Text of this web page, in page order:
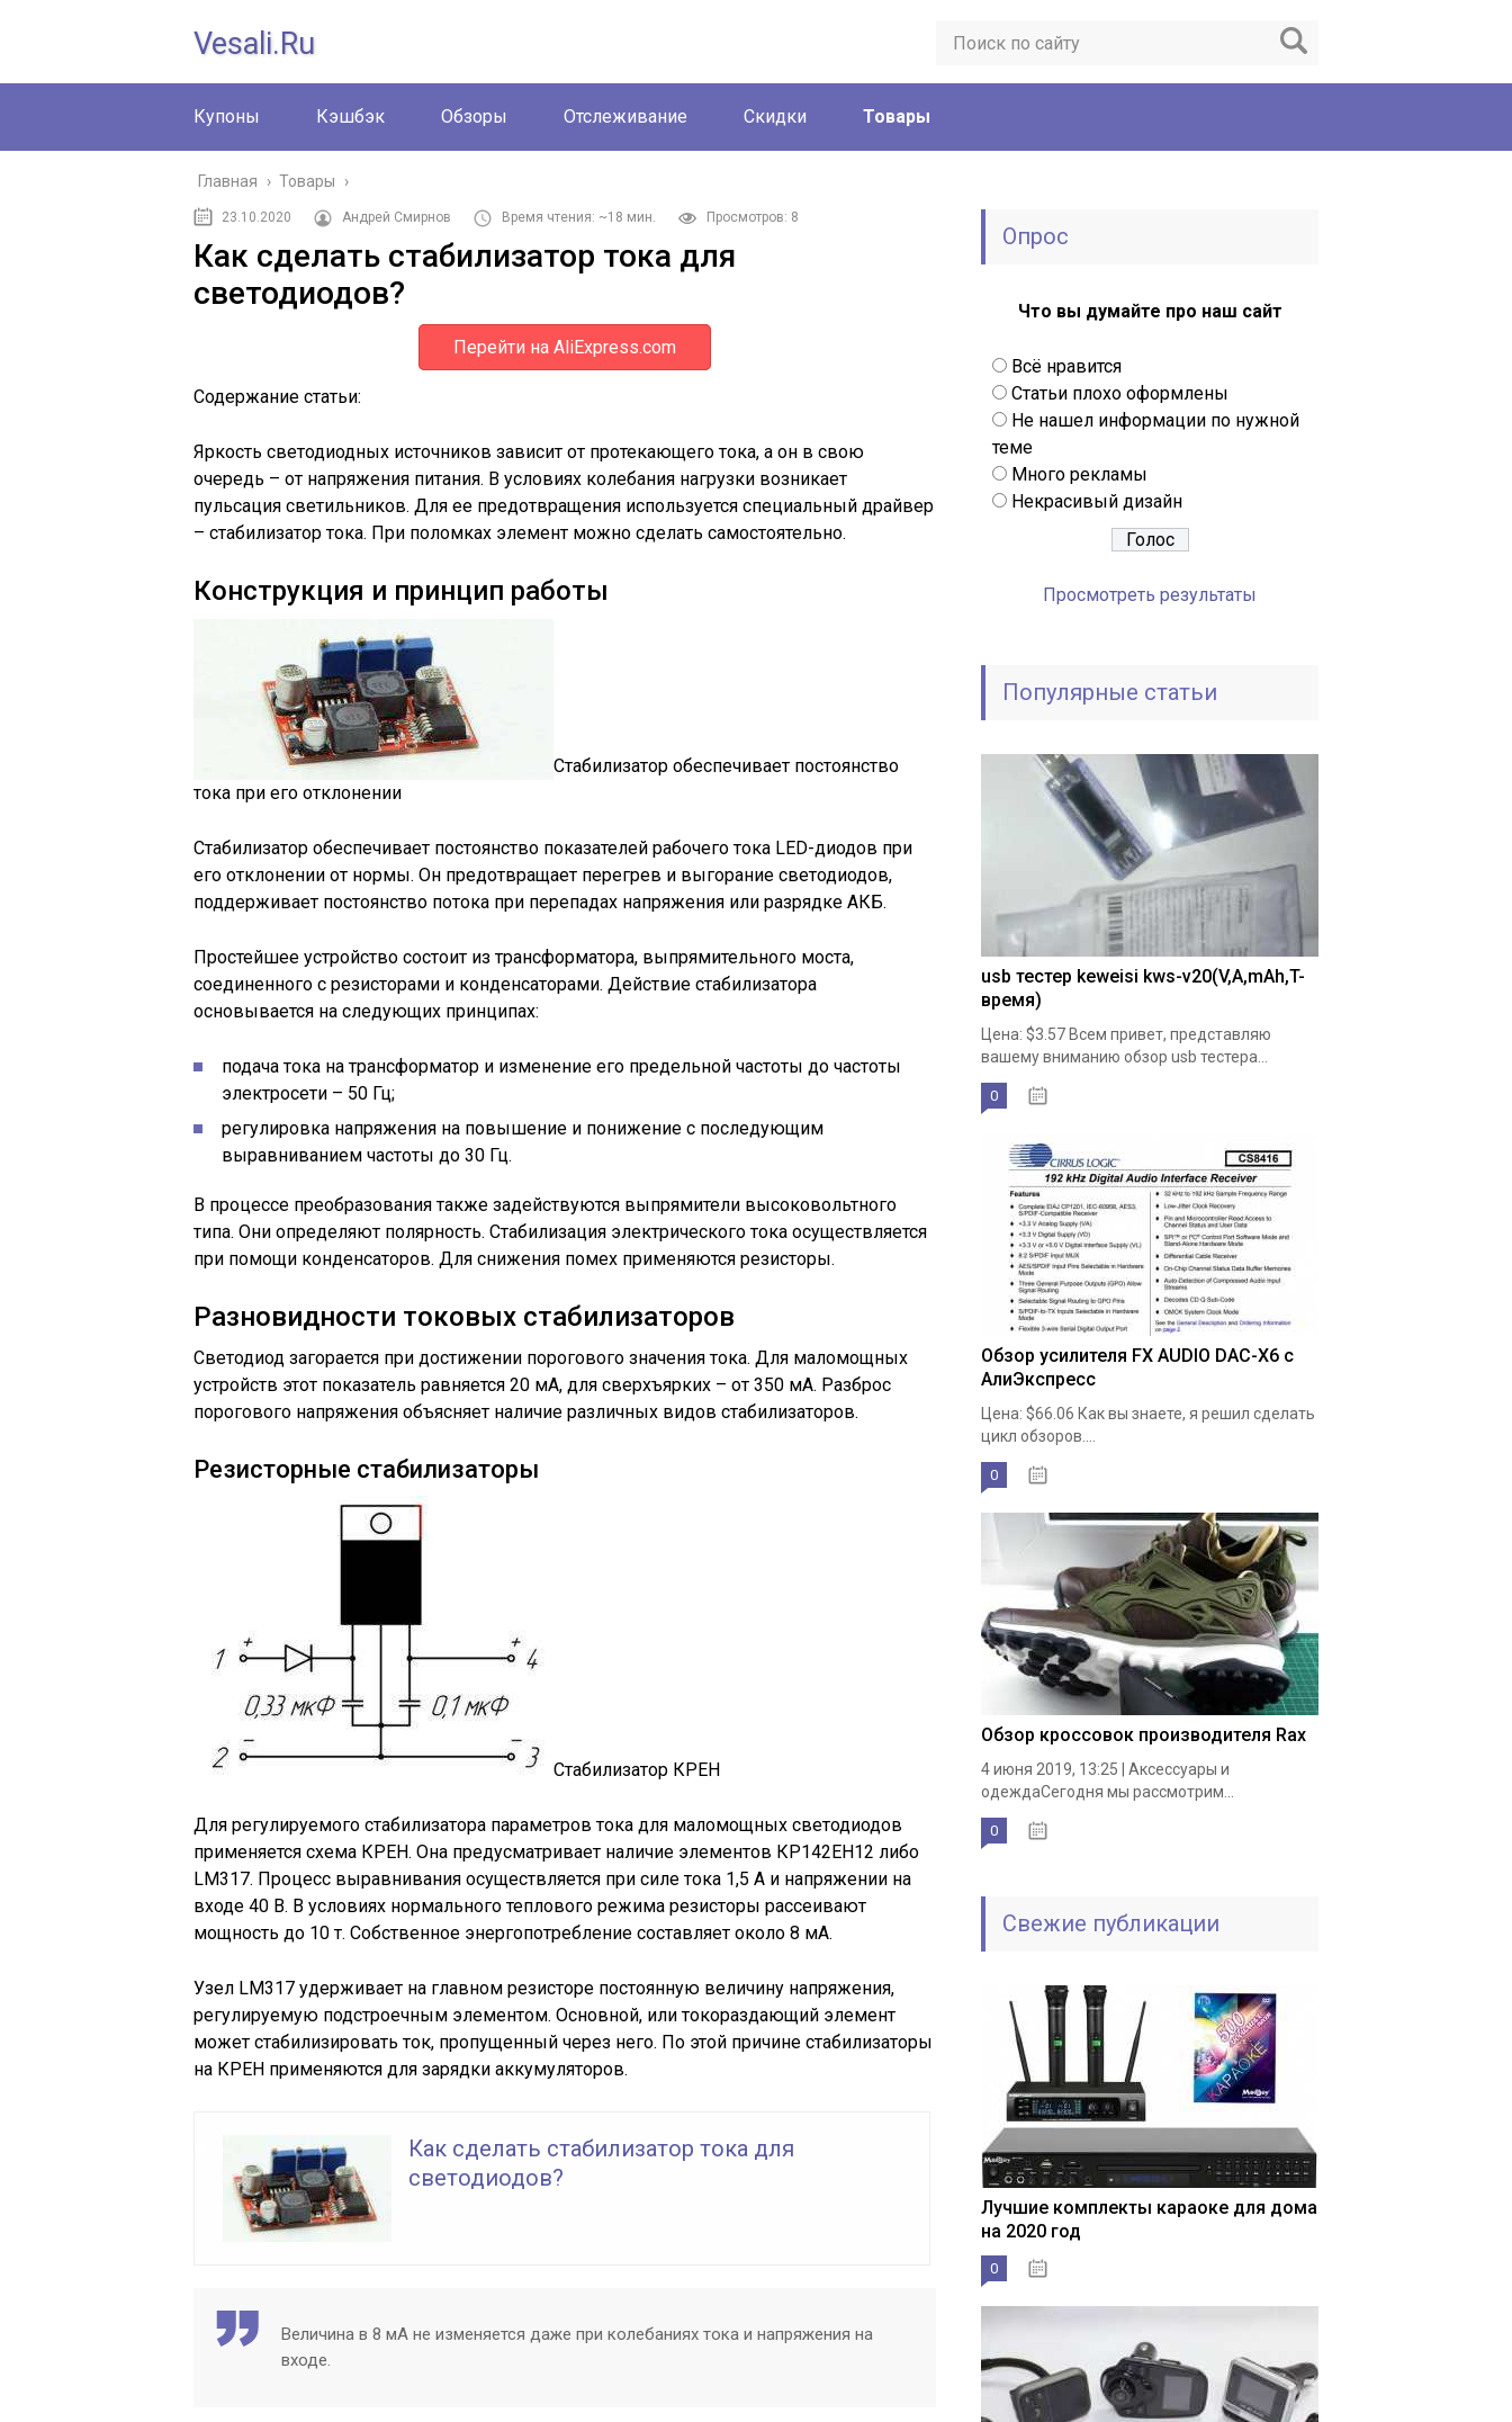
Vesali.ru
Купоны Кэшбэк Обзоры Отслеживание Скидки Товары
Главная › Товары ›
23.10.2020 Андрей Смирнов Время чтения: ~18 мин. Просмотров: 8
Как сделать стабилизатор тока для
светодиодов?
Перейти на AliExpress.com
Содержание статьи:
Яркость светодиодных источников зависит от протекающего тока, а он в свою
очередь – от напряжения питания. В условиях колебания нагрузки возникает
пульсация светильников. Для ее предотвращения используется специальный драйвер
– стабилизатор тока. При поломках элемент можно сделать самостоятельно.
Конструкция и принцип работы
Стабилизатор обеспечивает постоянство
тока при его отклонении
Стабилизатор обеспечивает постоянство показателей рабочего тока LED-диодов при
его отклонении от нормы. Он предотвращает перегрев и выгорание светодиодов,
поддерживает постоянство потока при перепадах напряжения или разрядке АКБ.
Простейшее устройство состоит из трансформатора, выпрямительного моста,
соединенного с резисторами и конденсаторами. Действие стабилизатора
основывается на следующих принципах:
подача тока на трансформатор и изменение его предельной частоты до частоты
электросети – 50 Гц;
регулировка напряжения на повышение и понижение с последующим
выравниванием частоты до 30 Гц.
В процессе преобразования также задействуются выпрямители высоковольтного
типа. Они определяют полярность. Стабилизация электрического тока осуществляется
при помощи конденсаторов. Для снижения помех применяются резисторы.
Разновидности токовых стабилизаторов
Светодиод загорается при достижении порогового значения тока. Для маломощных
устройств этот показатель равняется 20 мА, для сверхъярких – от 350 мА. Разброс
порогового напряжения объясняет наличие различных видов стабилизаторов.
Резисторные стабилизаторы
Стабилизатор КРЕН
Для регулируемого стабилизатора параметров тока для маломощных светодиодов
применяется схема КРЕН. Она предусматривает наличие элементов КР142ЕН12 либо
LM317. Процесс выравнивания осуществляется при силе тока 1,5 А и напряжении на
входе 40 В. В условиях нормального теплового режима резисторы рассеивают
мощность до 10 т. Собственное энергопотребление составляет около 8 мА.
Узел LM317 удерживает на главном резисторе постоянную величину напряжения,
регулируемую подстроечным элементом. Основной, или токораздающий элемент
может стабилизировать ток, пропущенный через него. По этой причине стабилизаторы
на КРЕН применяются для зарядки аккумуляторов.
Как сделать стабилизатор тока для
светодиодов?
Величина в 8 мА не изменяется даже при колебаниях тока и напряжения на
входе.
Опрос
Что вы думайте про наш сайт
Всё нравится
Статьи плохо оформлены
Не нашел информации по нужной
теме
Много рекламы
Некрасивый дизайн
Просмотреть результаты
Популярные статьи
usb тестер keweisi kws-v20(V,A,mAh,T-
время)
Цена: $3.57 Всем привет, представляю
вашему вниманию обзор usb тестера...
0
Обзор усилителя FX AUDIO DAC-X6 с
АлиЭкспресс
Цена: $66.06 Как вы знаете, я решил сделать
цикл обзоров....
0
Обзор кроссовок производителя Rax
4 июня 2019, 13:25 | Аксессуары и
одеждаСегодня мы рассмотрим...
0
Свежие публикации
Лучшие комплекты караоке для дома
на 2020 год
0